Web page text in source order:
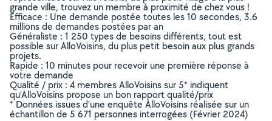
grande ville, trouvez un membre à proximité de chez vous !
Efficace : Une demande postée toutes les 10 secondes, 3.6
millions de demandes postées par an
Généraliste : 1 250 types de besoins différents, tout est
possible sur AlloVoisins, du plus petit besoin aux plus grands
projets.
Rapide : 10 minutes pour recevoir une première réponse à
votre demande
Qualité / prix : 4 membres AlloVoisins sur 5* indiquent
qu’AlloVoisins propose un bon rapport qualité/prix
* Données issues d’une enquête AlloVoisins réalisée sur un
échantillon de 5 671 personnes interrogées (Février 2024)